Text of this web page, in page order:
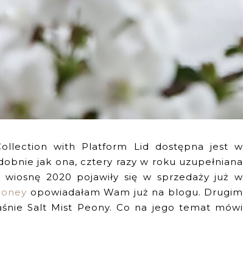
with Platform Lid dostępna jest w
jak ona, cztery razy w roku uzupełniana
2020 pojawiły się w sprzedaży już w
opowiadałam Wam już na blogu. Drugim
Salt Mist Peony. Co na jego temat mówi